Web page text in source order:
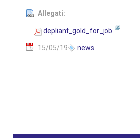
Allegati:
depliant_gold_for_job
15/05/19 news